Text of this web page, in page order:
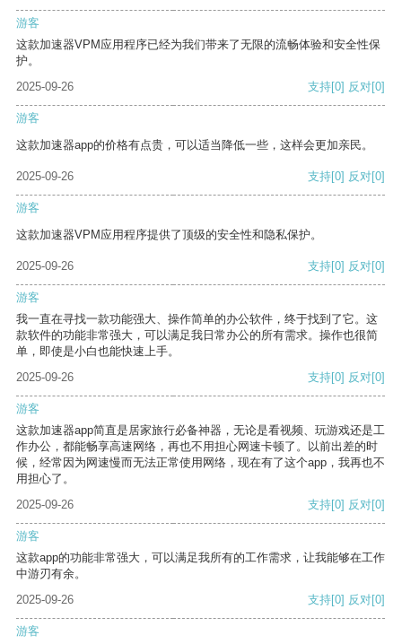
游客
这款加速器VPM应用程序已经为我们带来了无限的流畅体验和安全性保
护。
2025-09-26
支持[0] 反对[0]
游客
这款加速器app的价格有点贵，可以适当降低一些，这样会更加亲民。
2025-09-26 支持[0] 反对[0]
游客
这款加速器VPM应用程序提供了顶级的安全性和隐私保护。
2025-09-26 支持[0] 反对[0]
游客
我一直在寻找一款功能强大、操作简单的办公软件，终于找到了它。这
款软件的功能非常强大，可以满足我日常办公的所有需求。操作也很简
单，即使是小白也能快速上手。
2025-09-26
支持[0] 反对[0]
游客
这款加速器app简直是居家旅行必备神器，无论是看视频、玩游戏还是工
作办公，都能畅享高速网络，再也不用担心网速卡顿了。以前出差的时
候，经常因为网速慢而无法正常使用网络，现在有了这个app，我再也不
用担心了。
2025-09-26
支持[0] 反对[0]
游客
这款app的功能非常强大，可以满足我所有的工作需求，让我能够在工作
中游刃有余。
2025-09-26
支持[0] 反对[0]
游客